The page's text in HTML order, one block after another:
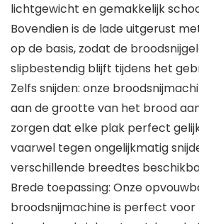
lichtgewicht en gemakkelijk
Bovendien is de lade uitgerust
op de basis, zodat de
slipbestendig blijft tijdens het
Zelfs snijden: onze
aan de grootte van het brood
zorgen dat elke plak perfect
vaarwel tegen ongelijkmatig
verschillende breedtes
Brede toepassing: Onze
broodsnijmachine is perfect